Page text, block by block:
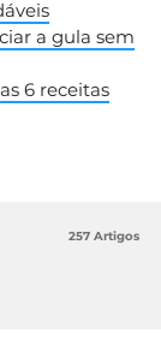
a gula sem
6 receitas
257 Artigos